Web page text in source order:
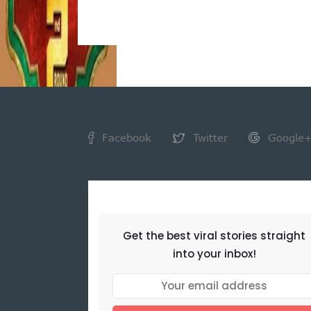
Facebook Twitter Google+
Get the best viral stories straight
into your inbox!